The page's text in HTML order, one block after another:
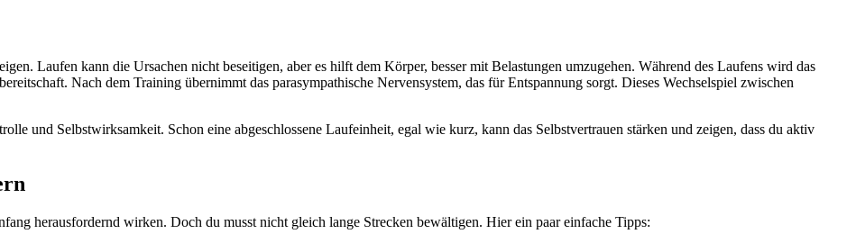
Laufen kann die Ursachen nicht beseitigen, aber es hilft dem Körper, besser mit Belastungen umzugehen. Während des Laufens wird das
Nach dem Training übernimmt das parasympathische Nervensystem, das für Entspannung sorgt. Dieses Wechselspiel zwischen
und Selbstwirksamkeit. Schon eine abgeschlossene Laufeinheit, egal wie kurz, kann das Selbstvertrauen stärken und zeigen, dass du aktiv
herausfordernd wirken. Doch du musst nicht gleich lange Strecken bewältigen. Hier ein paar einfache Tipps: